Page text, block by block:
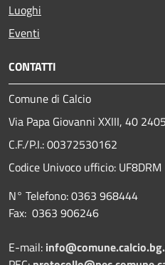
Luoghi
Eventi
CONTATTI
Comune di Calcio
Via Papa Giovanni XXIII, 40
C.F./P.I.: 00372530162
Codice Univoco ufficio: UF8DRM
N° Telefono: 0363 968444
Fax: 0363 906246
E-mail: